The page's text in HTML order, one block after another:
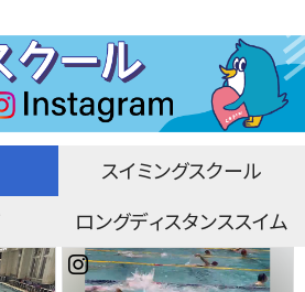
スイミングスクール
ロングディスタンススイム